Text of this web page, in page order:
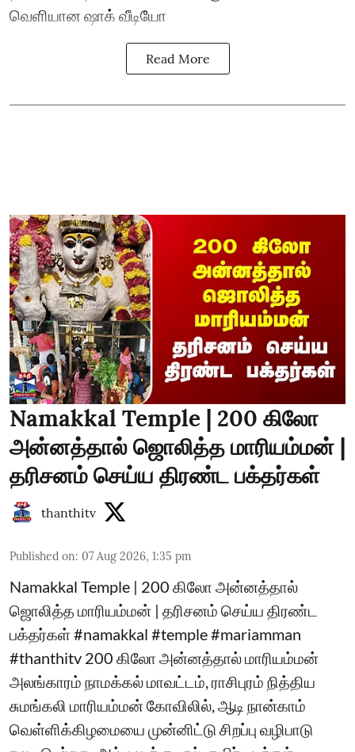
வெளியான ஷாக் வீடியோ
Read More
Namakkal Temple | 200 கிலோ
அன்னத்தால் ஜொலித்த மாரியம்மன் |
தரிசனம் செய்ய திரண்ட பக்தர்கள்
thanthitv
Published on: 07 Aug 2026, 1:35 pm
Namakkal Temple | 200 கிலோ அன்னத்தால்
ஜொலித்த மாரியம்மன் | தரிசனம் செய்ய திரண்ட
பக்தர்கள் #namakkal #temple #mariamman
#thanthitv 200 கிலோ அன்னத்தால் மாரியம்மன்
அலங்காரம் நாமக்கல் மாவட்டம், ராசிபுரம் நித்திய
சுமங்கலி மாரியம்மன் கோவிலில், ஆடி நான்காம்
வெள்ளிக்கிழமையை முன்னிட்டு சிறப்பு வழிபாடு